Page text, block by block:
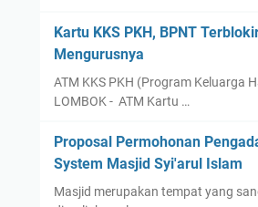
Kartu KKS PKH, BPNT
Mengurusnya
ATM KKS PKH (Program Keluarga
LOMBOK - ATM Kartu …
Proposal Permohonan
System Masjid Syi'arul Islam
Masjid merupakan tempat yang